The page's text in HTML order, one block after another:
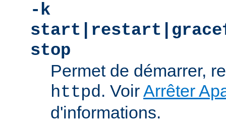
-k
stop
Permet de démarrer,
httpd. VoirArrêter
d'informations.